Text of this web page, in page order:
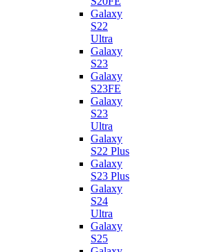
Galaxy
S22
Ultra
Galaxy
S23
Galaxy
S23FE
Galaxy
S23
Ultra
Galaxy
S22 Plus
Galaxy
S23 Plus
Galaxy
S24
Ultra
Galaxy
S25